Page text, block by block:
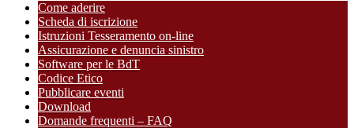
Come aderire
Scheda di iscrizione
Istruzioni Tesseramento on-line
Assicurazione e denuncia sinistro
Software per le BdT
Codice Etico
Pubblicare eventi
Download
Domande frequenti – FAQ